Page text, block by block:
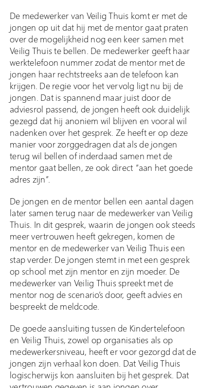
De medewerker van Veilig Thuis komt er met de
jongen op uit dat hij met de mentor gaat praten
over de mogelijkheid nog een keer samen met
Veilig Thuis te bellen. De medewerker geeft haar
werktelefoon nummer zodat de mentor met de
jongen haar rechtstreeks aan de telefoon kan
krijgen. De regie voor het vervolg ligt nu bij de
jongen. Dat is spannend maar juist door de
adviesrol passend, de jongen heeft ook duidelijk
gezegd dat hij anoniem wil blijven en vooral wil
nadenken over het gesprek. Ze heeft er op deze
manier voor zorggedragen dat als de jongen
terug wil bellen of inderdaad samen met de
mentor gaat bellen, ze ook direct “aan het goede
adres zijn”.
De jongen en de mentor bellen een aantal dagen
later samen terug naar de medewerker van Veilig
Thuis. In dit gesprek, waarin de jongen ook steeds
meer vertrouwen heeft gekregen, komen de
mentor en de medewerker van Veilig Thuis een
stap verder. De jongen stemt in met een gesprek
op school met zijn mentor en zijn moeder. De
medewerker van Veilig Thuis spreekt met de
mentor nog de scenario’s door, geeft advies en
bespreekt de meldcode.
De goede aansluiting tussen de Kindertelefoon
en Veilig Thuis, zowel op organisaties als op
medewerkersniveau, heeft er voor gezorgd dat de
jongen zijn verhaal kon doen. Dat Veilig Thuis
logischerwijs kon aansluiten bij het gesprek. Dat